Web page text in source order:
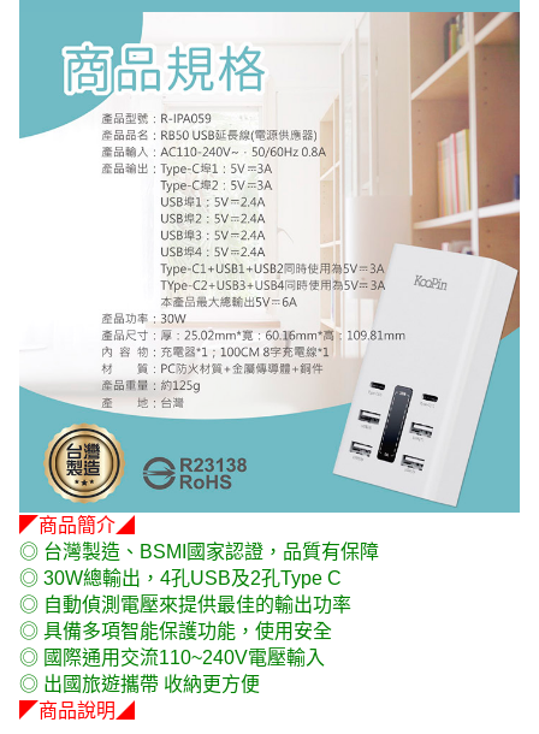
◤商品簡介◢
◎ 台灣製造、BSMI國家認證，品質有保障
◎ 30W總輸出，4孔USB及2孔Type C
◎ 自動偵測電壓來提供最佳的輸出功率
◎ 具備多項智能保護功能，使用安全
◎ 國際通用交流110~240V電壓輸入
◎ 出國旅遊攜帶 收納更方便
◤商品說明◢